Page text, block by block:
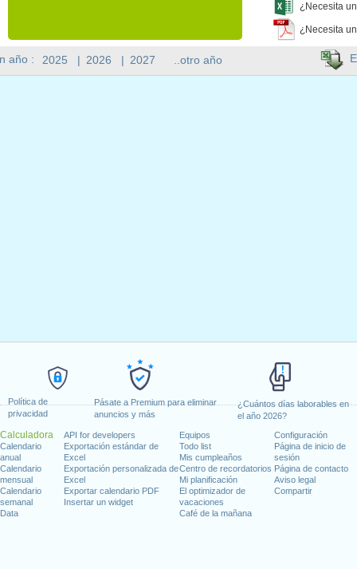
Política de
privacidad
Pásate a Premium para eliminar
anuncios y más
¿Cuántos días laborables en
el año 2026?
Calculadora
Calendario
anual
Calendario
mensual
Calendario
semanal
Data
API for developers
Exportación estándar de
Excel
Exportación personalizada de
Excel
Exportar calendario PDF
Insertar un widget
Equipos
Todo list
Mis cumpleaños
Centro de recordatorios
Mi planificación
El optimizador de
vacaciones
Café de la mañana
Configuración
Página de inicio de
sesión
Página de contacto
Aviso legal
Compartir
¿Necesita
¿Necesita
año : 2025 | 2026 | 2027 ..otro año